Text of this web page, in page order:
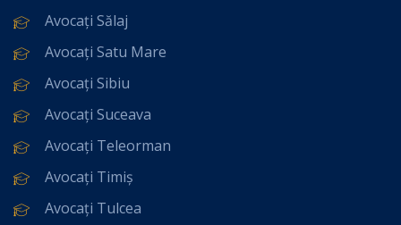
Avocați Sălaj
Avocați Satu Mare
Avocați Sibiu
Avocați Suceava
Avocați Teleorman
Avocați Timiș
Avocați Tulcea